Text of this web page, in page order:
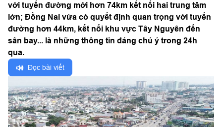
với tuyến đường mới hơn 74km kết nối hai trung tâm
lớn; Đồng Nai vừa có quyết định quan trọng với tuyến
đường hơn 44km, kết nối khu vực Tây Nguyên đến
sân bay... là những thông tin đáng chú ý trong 24h
qua.
Đọc bài viết